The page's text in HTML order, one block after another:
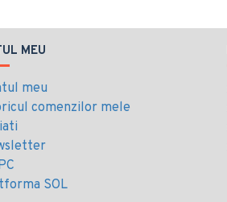
MEU
meu
comenzilor mele
SOL